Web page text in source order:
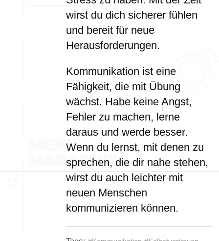
wirst du dich sicherer fühlen
und bereit für neue
Herausforderungen.
Kommunikation ist eine
Fähigkeit, die mit Übung
wächst. Habe keine Angst,
Fehler zu machen, lerne
daraus und werde besser.
Wenn du lernst, mit denen zu
sprechen, die dir nahe stehen,
wirst du auch leichter mit
neuen Menschen
kommunizieren können.